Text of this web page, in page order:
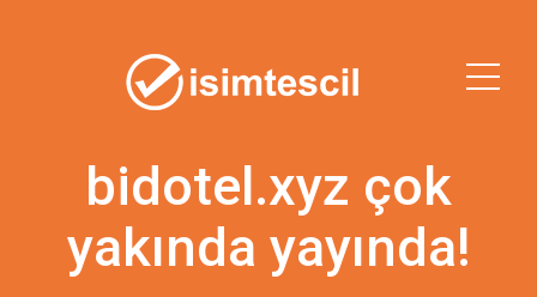
bidotel.xyz çok
yakında yayında!